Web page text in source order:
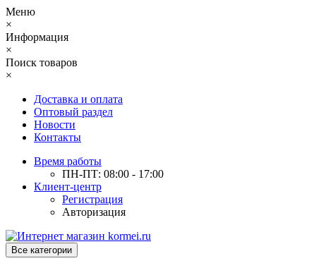
Меню
×
Информация
×
Поиск товаров
×
Доставка и оплата
Оптовый раздел
Новости
Контакты
Время работы
ПН-ПТ: 08:00 - 17:00
Клиент-центр
Регистрация
Авторизация
Все категории